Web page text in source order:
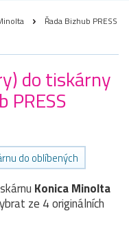
Řada Bizhub PRESS
do tiskárny
PRESS
do oblíbených
Konica Minolta
ze 4 originálních